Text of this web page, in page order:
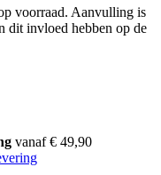
voorraad. Aanvulling is
dit invloed hebben op de
vanaf € 49,90